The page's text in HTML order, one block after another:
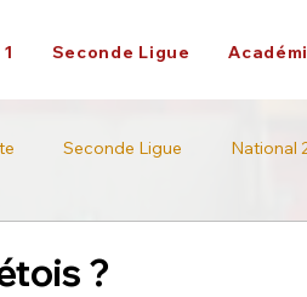
Seconde Ligue
Seconde Ligue National
?